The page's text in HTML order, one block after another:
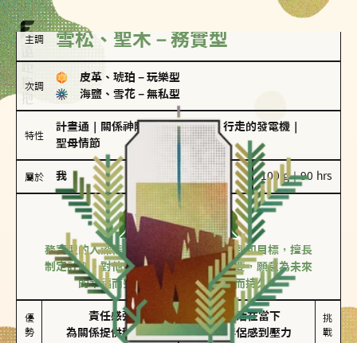
主調 雪松、聖木－務實型
次調
皮革、琥珀 － 玩樂型
海鹽、雪花 － 無私型
特性
計畫通 關係神隊友 滿懂撩的｜ 行走的發電機
聖母情節
屬於 我 100 g｜90 hrs
務實型
雪松、聖木
務實型的人深信愛情立基於共同的價值觀和目標，擅長
制定計劃。對他們來說，感情穩定最重要，願意為未來
的幸福而努力，讓愛情變得踏實而持久。
優
勢
責任感強
為關係提供穩定度
較難活在當下
易讓伴侶感到壓力
挑
戰